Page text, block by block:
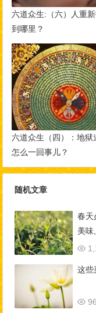
六道众生:（六）人重
到哪里？
六道众生（四）：地狱
怎么一回事儿？
随机文章
春天
美味
这些